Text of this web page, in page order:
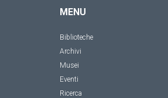
MENU
Biblioteche
Archivi
Musei
Eventi
Ricerca